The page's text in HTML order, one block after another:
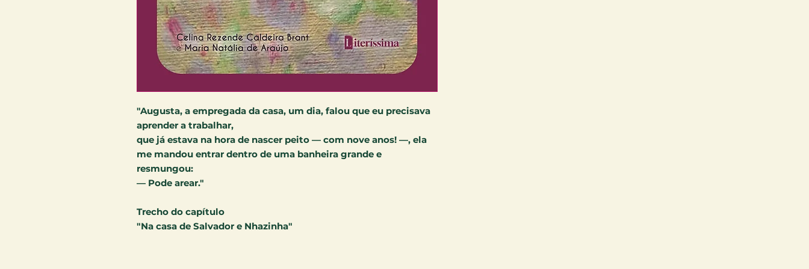
"Augusta, a empregada da casa, um dia, falou que eu precisava
aprender a trabalhar,
que já estava na hora de nascer peito — com nove anos! —, ela
me mandou entrar dentro de uma banheira grande e
resmungou:
— Pode arear."
Trecho do capítulo
"Na casa de Salvador e Nhazinha"